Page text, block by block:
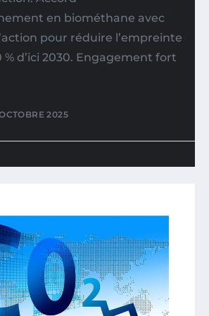
en biométhane avec
pour réduire l’empreinte
d’ici 2030. Engagement fort
2025